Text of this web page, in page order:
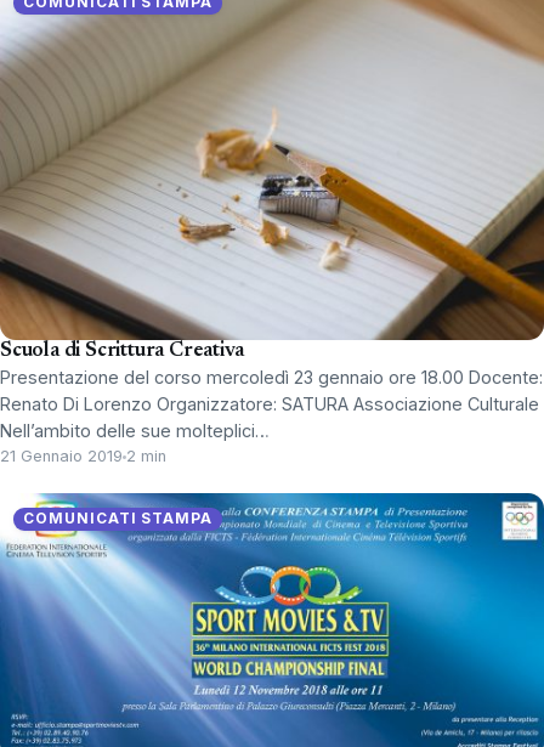
Scuola di Scrittura Creativa
Presentazione del corso mercoledì 23 gennaio ore 18.00 Docente:
Renato Di Lorenzo Organizzatore: SATURA Associazione Culturale
Nell’ambito delle sue molteplici…
21 Gennaio 2019 2 min
COMUNICATI STAMPA